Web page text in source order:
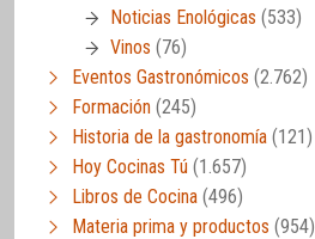
Noticias Enológicas (533)
Vinos (76)
Eventos Gastronómicos (2.762)
Formación (245)
Historia de la gastronomía (121)
Hoy Cocinas Tú (1.657)
Libros de Cocina (496)
Materia prima y productos (954)